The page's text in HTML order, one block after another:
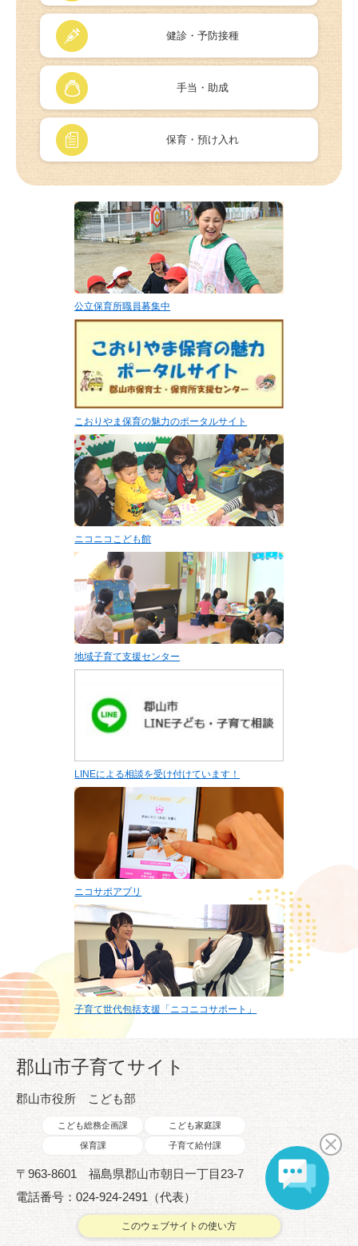
健診・予防接種
手当・助成
保育・預け入れ
公立保育所職員募集中
こおりやま保育の魅力のポータルサイト
ニコニコこども館
地域子育て支援センター
LINEによる相談を受け付けています！
ニコサポアプリ
子育て世代包括支援「ニコニコサポート」
郡山市子育てサイト
郡山市役所 こども部
こども総務企画課 こども家庭課
保育課 子育て給付課
〒963-8601 福島県郡山市朝日一丁目23-7
電話番号：024-924-2491（代表）
このウェブサイトの使い方